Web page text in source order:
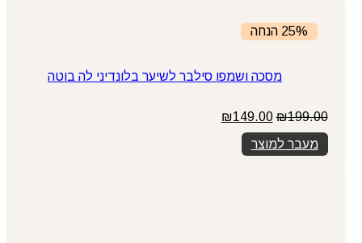
25% הנחה
מסכה ושמפו סילבר לשיער בלונדיני לה בוטה
₪199.00
המחיר
המקורי
היה:
₪199.00.
₪149.00
מעבר למוצר